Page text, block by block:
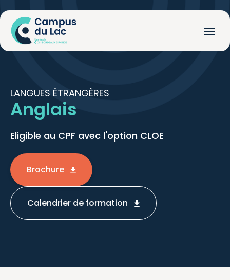
LANGUES ÉTRANGÈRES
Anglais
Eligible au CPF avec l'option CLOE
Brochure
Calendrier de formation